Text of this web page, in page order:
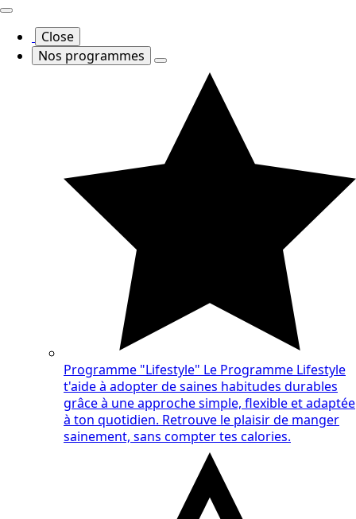
Close
Nos programmes
Programme "Lifestyle" Le Programme Lifestyle
t'aide à adopter de saines habitudes durables
grâce à une approche simple, flexible et adaptée
à ton quotidien. Retrouve le plaisir de manger
sainement, sans compter tes calories.